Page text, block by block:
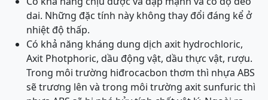
dai. Những đặc tính này không thay đổi đáng kể ở
nhiệt độ thấp.
Có khả năng kháng dung dịch axit hydrochloric,
Axit Photphoric, dầu động vật, dầu thực vật, rượu.
Trong môi trường hiđrocacbon thơm thì nhựa ABS
sẽ trương lên và trong môi trường axit sunfuric thì